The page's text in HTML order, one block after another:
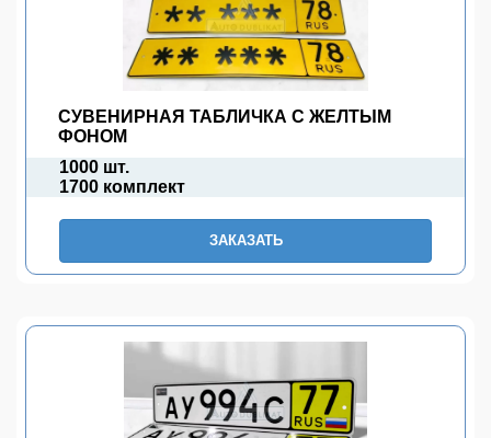
СУВЕНИРНАЯ ТАБЛИЧКА С ЖЕЛТЫМ
ФОНОМ
1000 шт.
1700 комплект
ЗАКАЗАТЬ